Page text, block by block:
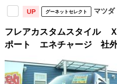
UP グーネットセレクト マツダ
フレアカスタムスタイル
ポート エネチャージ 社
スマートキー ディスチャ
ドルシフト クルコン 純